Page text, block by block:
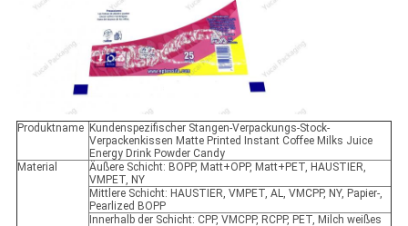
Produktname Kundenspezifischer Stangen-Verpackungs-Stock-
Verpackenkissen Matte Printed Instant Coffee Milks Juice
Energy Drink Powder Candy
Material
Äußere Schicht: BOPP, Matt+OPP, Matt+PET, HAUSTIER,
VMPET, NY
Mittlere Schicht: HAUSTIER, VMPET, AL, VMCPP, NY, Papier-,
Pearlized BOPP
Innerhalb der Schicht: CPP, VMCPP, RCPP, PET, Milch weißes